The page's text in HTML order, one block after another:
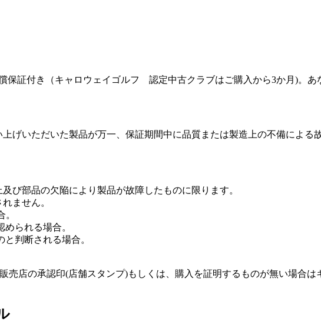
保証付き（キャロウェイゴルフ 認定中古クラブはご購入から3か月)。あ
げいただいた製品が万一、保証期間中に品質または製造上の不備による
び部品の欠陥により製品が故障したものに限ります。
ません。
られる場合。
判断される場合。
売店の承認印(店舗スタンプ)もしくは、購入を証明するものが無い場合